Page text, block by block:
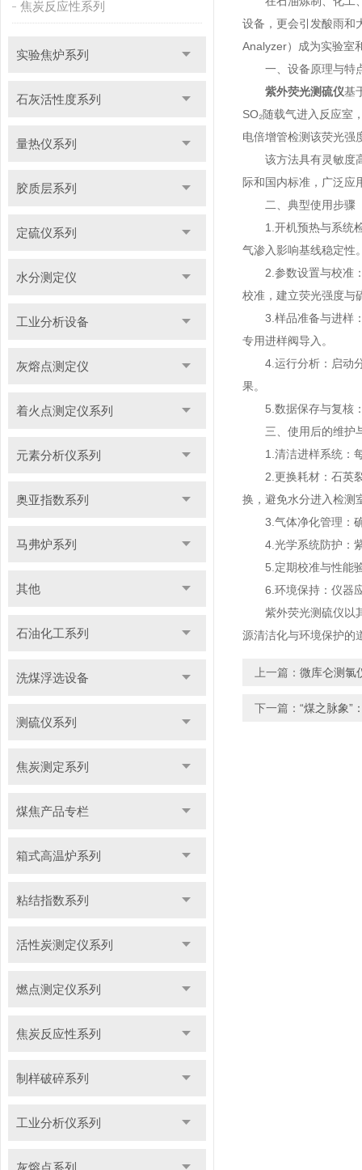
焦炭反应性系列
实验焦炉系列
石灰活性度系列
量热仪系列
胶质层系列
定硫仪系列
水分测定仪
工业分析设备
灰熔点测定仪
着火点测定仪系列
元素分析仪系列
奥亚指数系列
马弗炉系列
其他
石油化工系列
洗煤浮选设备
测硫仪系列
焦炭测定系列
煤焦产品专栏
箱式高温炉系列
粘结指数系列
活性炭测定仪系列
燃点测定仪系列
焦炭反应性系列
制样破碎系列
工业分析仪系列
灰熔点系列
设备，更会引发酸雨和
Analyzer）成为实验室
一、设备原理与特
紫外荧光测硫仪基
SO₂随载气进入反应室
电倍增管检测该荧光强
该方法具有灵敏度高
际和国内标准，广泛应
二、典型使用步骤
1.开机预热与系统检
气渗入影响基线稳定性
2.参数设置与校准：
校准，建立荧光强度与
3.样品准备与进样：
专用进样阀导入。
4.运行分析：启动分
果。
5.数据保存与复核：
三、使用后的维护
1.清洁进样系统：每
2.更换耗材：石英裂
换，避免水分进入检测
3.气体净化管理：确
4.光学系统防护：紫
5.定期校准与性能验
6.环境保持：仪器应
紫外荧光测硫仪以其
源清洁化与环境保护的
上一篇： 微库仑测氯
下一篇： “煤之脉象”